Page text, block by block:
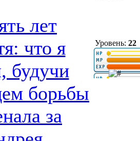
лет
что я
будучи
борьбы
за
Уровень: 22